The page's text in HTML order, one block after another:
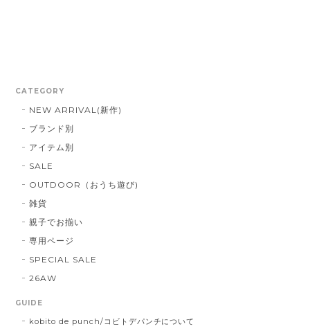
CATEGORY
NEW ARRIVAL(新作)
ブランド別
アイテム別
SALE
OUTDOOR（おうち遊び)
雑貨
親子でお揃い
専用ページ
SPECIAL SALE
26AW
GUIDE
kobito de punch/コビトデパンチについて